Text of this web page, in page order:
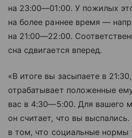
на 23:00—01:00. У пожилых
на более раннее время —
на 21:00—22:00.
сна сдвигается вперед.
«В итоге вы засыпаете в
отрабатывает положенные
вас в 4:30—5:00. Для вашего
он считает, что вы
в том, что социальные нормы